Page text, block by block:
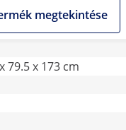
megtekintése
79.5 x 173 cm